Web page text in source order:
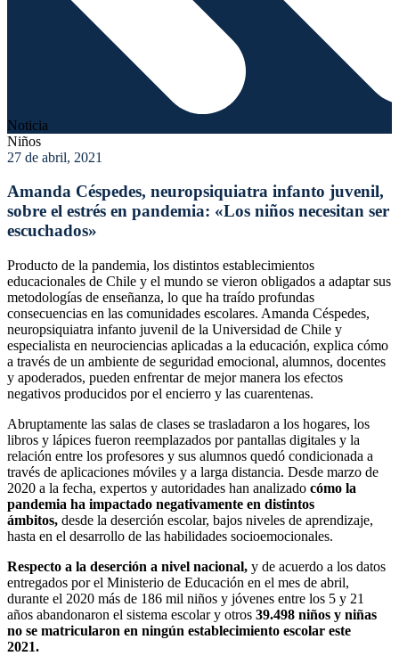
Noticia
Niños
27 de abril, 2021
Amanda Céspedes, neuropsiquiatra infanto juvenil,
sobre el estrés en pandemia: «Los niños necesitan ser
escuchados»
Producto de la pandemia, los distintos establecimientos
educacionales de Chile y el mundo se vieron obligados a adaptar sus
metodologías de enseñanza, lo que ha traído profundas
consecuencias en las comunidades escolares. Amanda Céspedes,
neuropsiquiatra infanto juvenil de la Universidad de Chile y
especialista en neurociencias aplicadas a la educación, explica cómo
a través de un ambiente de seguridad emocional, alumnos, docentes
y apoderados, pueden enfrentar de mejor manera los efectos
negativos producidos por el encierro y las cuarentenas.
Abruptamente las salas de clases se trasladaron a los hogares, los
libros y lápices fueron reemplazados por pantallas digitales y la
relación entre los profesores y sus alumnos quedó condicionada a
través de aplicaciones móviles y a larga distancia. Desde marzo de
2020 a la fecha, expertos y autoridades han analizado cómo la
pandemia ha impactado negativamente en distintos
ámbitos, desde la deserción escolar, bajos niveles de aprendizaje,
hasta en el desarrollo de las habilidades socioemocionales.
Respecto a la deserción a nivel nacional, y de acuerdo a los datos
entregados por el Ministerio de Educación en el mes de abril,
durante el 2020 más de 186 mil niños y jóvenes entre los 5 y 21
años abandonaron el sistema escolar y otros 39.498 niños y niñas
no se matricularon en ningún establecimiento escolar este
2021.